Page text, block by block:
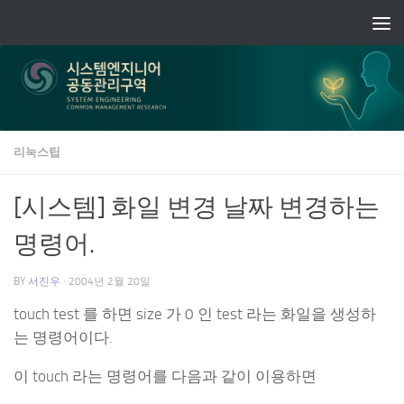
리눅스팁
[시스템] 화일 변경 날짜 변경하는
명령어.
BY 서진우 · 2004년 2월 20일
touch test 를 하면 size 가 0 인 test 라는 화일을 생성하
는 명령어이다.
이 touch 라는 명령어를 다음과 같이 이용하면